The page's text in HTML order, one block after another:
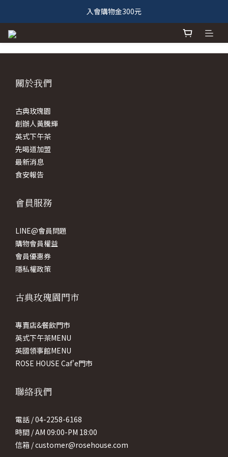
入會購物金300元
關於我們
古典玫瑰園
創辦人黃騰輝
英式下午茶
先喝道加盟
最新消息
食安報告
會員服務
LINE@會員問題
購物會員權益
會員優惠券
隱私權政策
古典玫瑰園門市
專賣店&餐飲門市
英式下午茶MENU
英國領事館MENU
ROSE HOUSE Caf'e門市
聯絡我們
電話 / 04-2258-6168
時間 / AM 09:00-PM 18:00
信箱 / customer@rosehouse.com